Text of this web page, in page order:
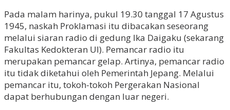
Pada malam harinya, pukul 19.30 tanggal 17 Agustus
1945, naskah Proklamasi itu dibacakan seseorang
melalui siaran radio di gedung Ika Daigaku (sekarang
Fakultas Kedokteran UI). Pemancar radio itu
merupakan pemancar gelap. Artinya, pemancar radio
itu tidak diketahui oleh Pemerintah Jepang. Melalui
pemancar itu, tokoh-tokoh Pergerakan Nasional
dapat berhubungan dengan luar negeri.